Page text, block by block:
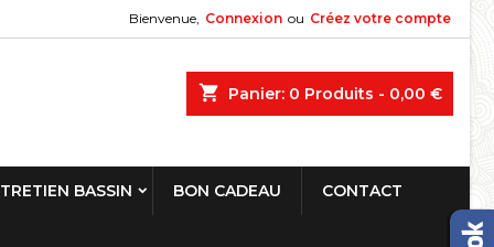
Bienvenue, Connexion ou Créez votre compte
shopping_cart Panier: 0 Produits - 0,00 €
BASSIN BON CADEAU CONTACT